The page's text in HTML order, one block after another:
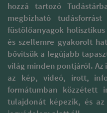
hozzá tartozó
megbízható
füstölőanyagok
és szellemre gyakorolt
bővítsük a legújabb
világ minden pontjáról.
az kép, videó, írott,
formátumban közzétett
tulajdonát képezik, és